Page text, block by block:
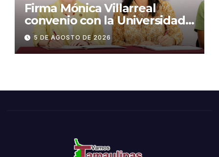
Firma Mónica Villarreal
convenio con la Universidad
Tecnológica de Altamira para
impulsar la innovación
turística mediante TampIA
5 DE AGOSTO DE 2026